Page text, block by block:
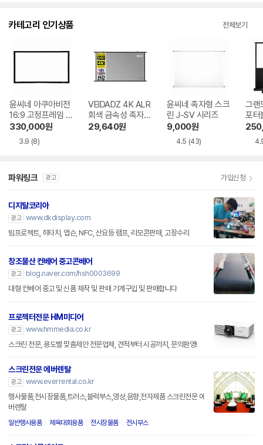
카테고리 인기상품 전체보기
윤씨네 아쿠아비전
16:9 고정프레임 스
크린 SA-FH 시리
즈 시네비젼원단
330,000원
3.9 (8)
VEIDADZ 4K ALR
회색 금속성 족자형
빔프로젝터 스크린
29,640원
윤씨네 족자형 스크
린 J-SV 시리즈
9,000원
4.5 (43)
그랜
포터
H 시
파워링크 광고 가입신청
디지탈코리아
광고 www.dkdisplay.com
빔프로젝트, 히타치, 앱슨, NFC, 산요등 램프, 리모콘판매, 고장수리
창조물산 컨베어 중고콘베어
광고
blog.naver.com/hsh0003699
대형 컨베어 중고 및 신품 제작 및 판매 기계구입 및 판매합니다
프로젝터전문 HM미디어
광고 www.hmmedia.co.kr
스크린 전문, 용도별 맞춤제안 전문업체, 견적부터 시공까지, 문의환영!
스크린전문 에버렌탈
광고 www.everrental.co.kr
행사물품,전시장물품,트러스,블럭부스,영상,음향,전자제품 스크린전문 에
버렌탈
일반행사용품 체육대회용품 전시장물품 전시부스